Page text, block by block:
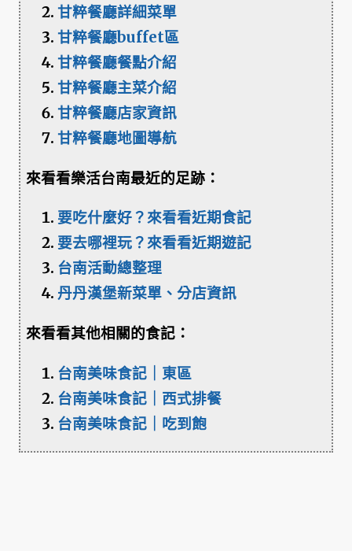
甘粹餐廳詳細菜單
甘粹餐廳buffet區
甘粹餐廳餐點介紹
甘粹餐廳主菜介紹
甘粹餐廳店家資訊
甘粹餐廳地圖導航
來看看樂活台南最近的足跡：
要吃什麼好？來看看近期食記
要去哪裡玩？來看看近期遊記
台南活動總整理
丹丹漢堡新菜單、分店資訊
來看看其他相關的食記：
台南美味食記｜東區
台南美味食記｜西式排餐
台南美味食記｜吃到飽